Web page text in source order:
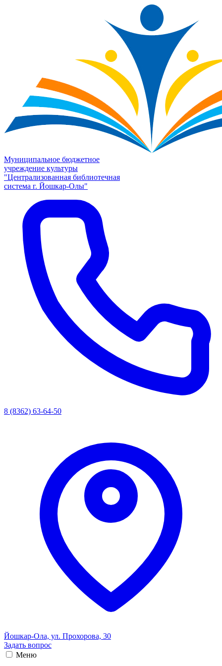
Муниципальное бюджетное
учреждение культуры
"Централизованная библиотечная
система г. Йошкар-Олы"
8 (8362) 63-64-50
Йошкар-Ола, ул. Прохорова, 30
Задать вопрос
Меню